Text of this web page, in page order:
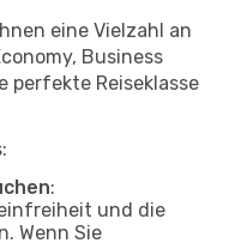
eine Vielzahl an
Business
perfekte Reiseklasse
:
und die
Wenn Sie